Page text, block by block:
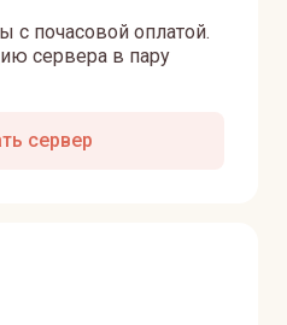
с почасовой оплатой.
сервера в пару
сервер